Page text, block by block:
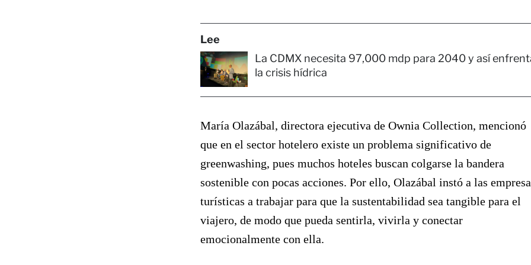
Lee
La CDMX necesita 97,000 mdp para 2040 y así
la crisis hídrica
María Olazábal, directora ejecutiva de Ownia Collection, mencionó
que en el sector hotelero existe un problema significativo de
greenwashing, pues muchos hoteles buscan colgarse la bandera
sostenible con pocas acciones. Por ello, Olazábal instó a las
turísticas a trabajar para que la sustentabilidad sea tangible para el
viajero, de modo que pueda sentirla, vivirla y conectar
emocionalmente con ella.